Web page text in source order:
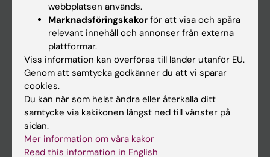
Nyheter
Kalender
Student
Ladok
webbplatsen används.
Marknadsföringskakor för att visa och spåra
relevant innehåll och annonser från externa
plattformar.
Viss information kan överföras till länder utanför EU.
Genom att samtycka godkänner du att vi sparar
cookies.
Du kan när som helst ändra eller återkalla ditt
samtycke via kakikonen längst ned till vänster på
sidan.
Mer information om våra kakor
Read this information in English